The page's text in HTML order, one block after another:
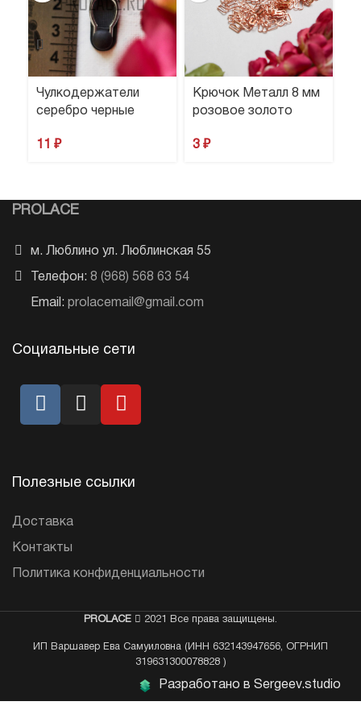
Чулкодержатели
серебро черные
11 ₽
Крючок Металл 8 мм
розовое золото
3 ₽
PROLACE
м. Люблино ул. Люблинская 55
Телефон: 8 (968) 568 63 54
Email: prolacemail@gmail.com
Социальные сети
Полезные ссылки
Доставка
Контакты
Политика конфиденциальности
PROLACE 2021 Все права защищены.
ИП Варшавер Ева Самуиловна (ИНН 632143947656, ОГРНИП
319631300078828 )
Разработано в Sergeev.studio